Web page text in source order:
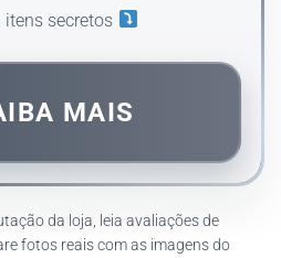
itens secretos
MAIS
da loja, leia avaliações de
fotos reais com as imagens do